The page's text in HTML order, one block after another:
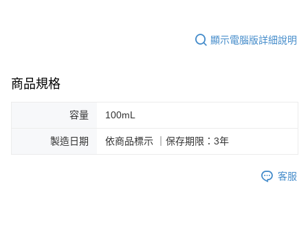
顯示電腦版詳細說明
商品規格
容量 100mL
製造日期 依商品標示 ｜保存期限：3年
客服